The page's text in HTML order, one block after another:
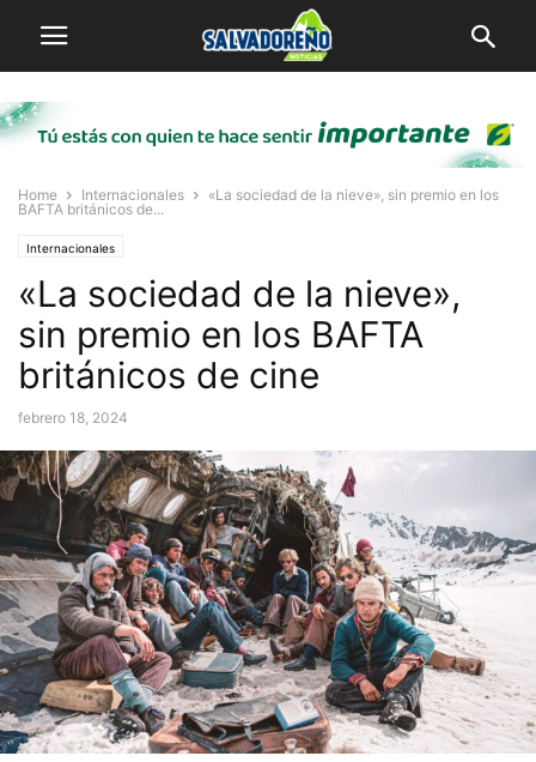
Home Internacionales
«La sociedad de la nieve», sin premio en los
BAFTA británicos de...
Internacionales
«La sociedad de la nieve»,
sin premio en los BAFTA
británicos de cine
febrero 18, 2024